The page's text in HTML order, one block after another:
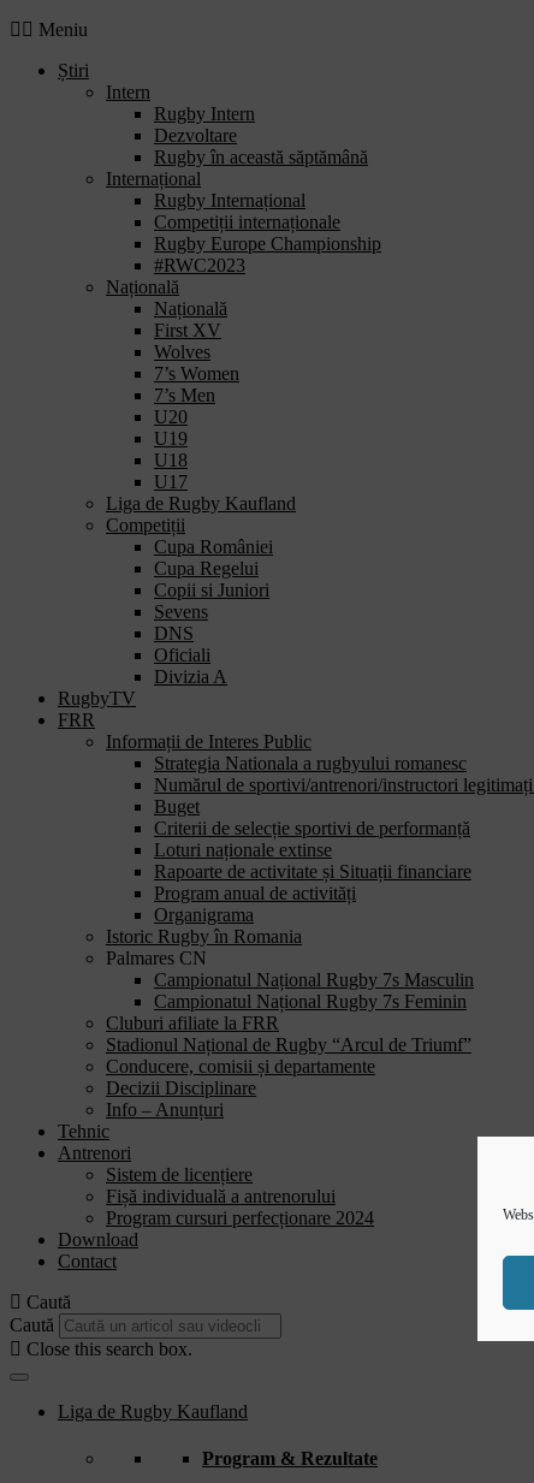
Meniu
Știri
Intern
Rugby Intern
Dezvoltare
Rugby în această săptămână
Internațional
Rugby Internațional
Competiții internaționale
Rugby Europe Championship
#RWC2023
Națională
Națională
First XV
Wolves
7’s Women
7’s Men
U20
U19
U18
U17
Liga de Rugby Kaufland
Competiții
Cupa României
Cupa Regelui
Copii si Juniori
Sevens
DNS
Oficiali
Divizia A
RugbyTV
FRR
Informații de Interes Public
Strategia Nationala a rugbyului romanesc
Numărul de sportivi/antrenori/instructori
Buget
Criterii de selecție sportivi de performanță
Loturi naționale extinse
Rapoarte de activitate și Situații financiare
Program anual de activități
Organigrama
Istoric Rugby în Romania
Palmares CN
Campionatul Național Rugby 7s Masculin
Campionatul Național Rugby 7s Feminin
Cluburi afiliate la FRR
Stadionul Național de Rugby “Arcul de Triumf”
Conducere, comisii și departamente
Decizii Disciplinare
Info – Anunțuri
Tehnic
Antrenori
Sistem de licențiere
Fișă individuală a antrenorului
Program cursuri perfecționare 2024
Download
Contact
Caută
Caută
Close this search box.
Liga de Rugby Kaufland
Program & Rezultate